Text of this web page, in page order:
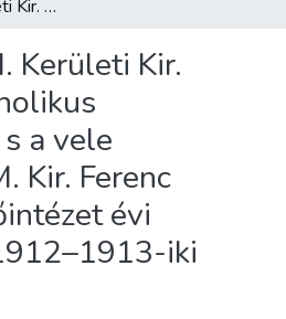
A Budapesti II. Kerületi Kir. Egyetemi Katholikus Főgimnázium s a vele kapcsolatos M. Kir. Ferenc József-Nevelőintézet évi értesítője az 1912–1913-iki tanévről
Kerületi Kir.
a vele
Kir. Ferenc
évi
iki